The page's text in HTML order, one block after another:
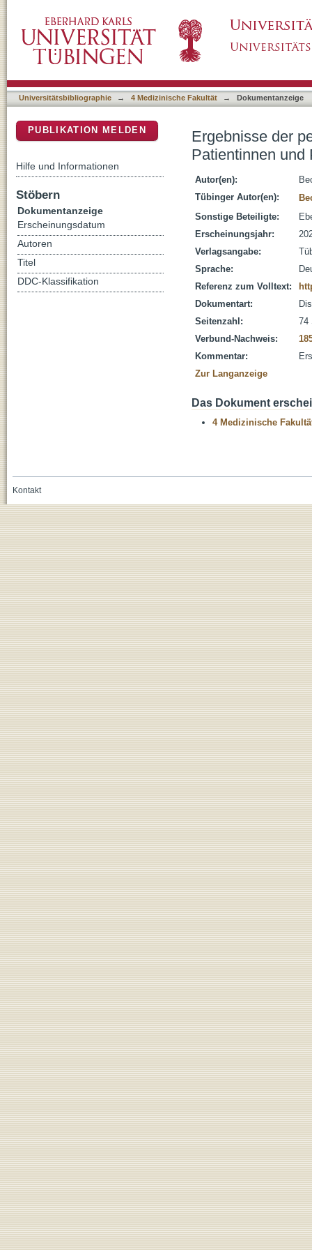
Prothese
Universitätsbibliographie → 4 Medizinische Fakultät → Dokumentanzeige
Ergebnisse der
Patientinnen und
Autor(en):
Tübinger Autor(en):
Sonstige Beteiligte:
Erscheinungsjahr:
Verlagsangabe:
Sprache:
Referenz zum Volltext:
Dokumentart:
Seitenzahl:
74
Verbund-Nachweis:
Kommentar:
Zur Langanzeige
Das Dokument
4 Medizinische
PUBLIKATION MELDEN
Hilfe und Informationen
Stöbern
Dokumentanzeige
Erscheinungsdatum
Autoren
Titel
DDC-Klassifikation
Kontakt